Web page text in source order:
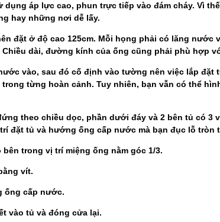
dụng áp lực cao, phun trực tiếp vào đám cháy. Vì
hay những nơi dễ lấy.
đặt ở độ cao 125cm. Mỗi họng phải có lăng nước
dài, đường kính của ống cũng phải phù hợp
vào, sau đó cố định vào tường nên việc lắp đặt
từng hoàn cảnh. Tuy nhiên, bạn vẫn có thể
theo chiều dọc, phần dưới đáy và 2 bên tủ có 3
đặt tủ và hướng ống cấp nước mà bạn đục lỗ tròn
trong vị trí miệng ống nằm góc 1/3.
vít.
ống cấp nước.
vào tủ và đóng cửa lại.